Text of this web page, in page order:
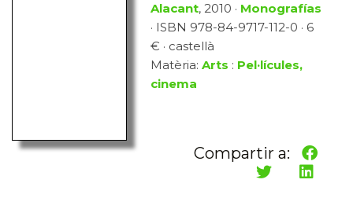
Alacant, 2010 · Monografías
· ISBN 978-84-9717-112-0 · 6
€ · castellà
Matèria:Arts : Pel·lícules,
cinema
Compartir a: